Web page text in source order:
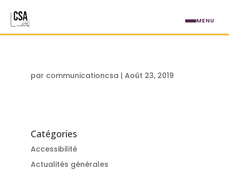
par communicationcsa | Août 23, 2019
Catégories
Accessibilité
Actualités générales
MENU